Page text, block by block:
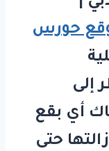
حورس
إلى
أي بقع
حتى